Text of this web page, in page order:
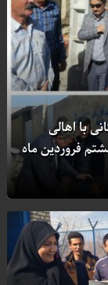
با اهالی
فروردین ماه